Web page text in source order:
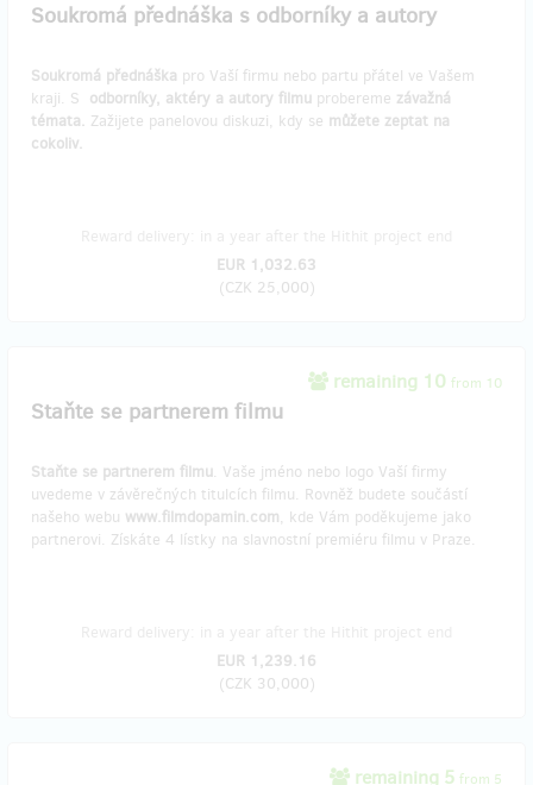
Soukromá přednáška s odborníky a autory
Soukromá přednáška pro Vaší firmu nebo partu přátel ve Vašem
kraji. S odborníky, aktéry a autory filmu probereme závažná
témata. Zažijete panelovou diskuzi, kdy se můžete zeptat na
cokoliv.
EUR 1,032.63
(CZK 25,000)
remaining 10 from 10
Staňte se partnerem filmu
Staňte se partnerem filmu. Vaše jméno nebo logo Vaší firmy
uvedeme v závěrečných titulcích filmu. Rovněž budete součástí
našeho webu www.filmdopamin.com, kde Vám poděkujeme jako
partnerovi. Získáte 4 lístky na slavnostní premiéru filmu v Praze.
EUR 1,239.16
(CZK 30,000)
remaining 5 from 5